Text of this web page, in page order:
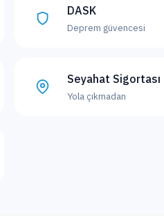
DASK
Deprem güvencesi
Seyahat Sigortası
Yola çıkmadan